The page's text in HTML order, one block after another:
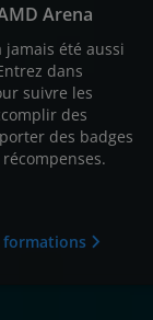
Arena
été aussi
dans
suivre les
des
des badges
formations